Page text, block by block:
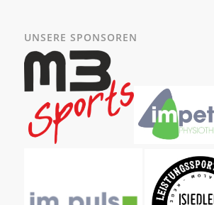
UNSERE SPONSOREN